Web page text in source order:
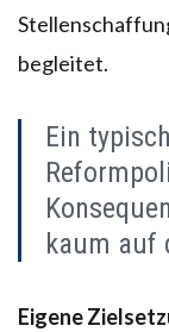
begleitet.
Ein
kaum auf
Eigene